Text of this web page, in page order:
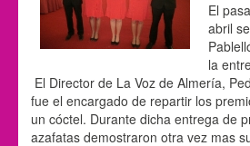
El
abril
la
El Director de La Voz de Almería,
fue el encargado de repartir los
un cóctel. Durante dicha entrega de
azafatas demostraron otra vez mas